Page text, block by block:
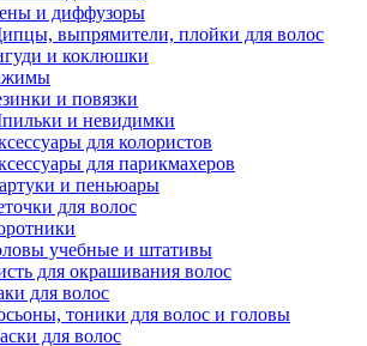
и диффузоры
выпрямители, плойки для волос
и коклюшки
и повязки
и невидимки
для колористов
для парикмахеров
и пеньюары
для волос
учебные и штативы
для окрашивания волос
для волос
тоники для волос и головы
для волос